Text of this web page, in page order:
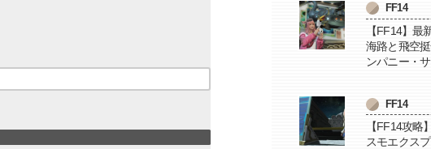
FF14
【FF14】最
海路と飛空
ンパニー・
FF14
【FF14攻略
スモエクスプ